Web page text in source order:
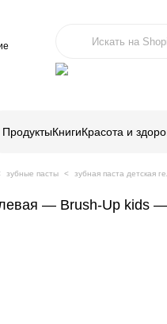
ПродуктыКнигиКрасота и
зубные пасты зубная паста детская